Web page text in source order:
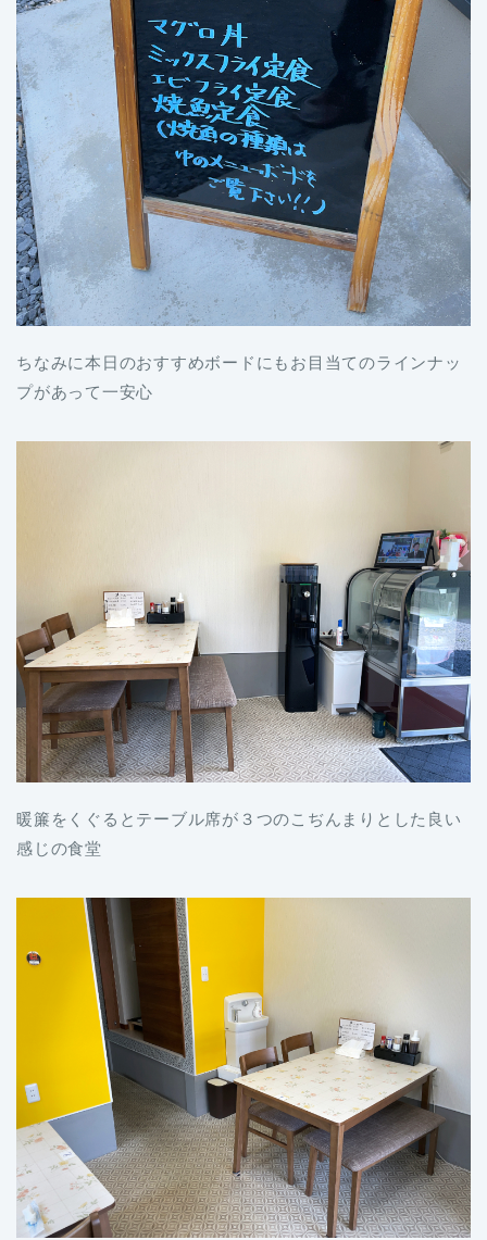
ちなみに本日のおすすめボードにもお目当てのラインナッ
プがあって一安心
暖簾をくぐるとテーブル席が３つのこぢんまりとした良い
感じの食堂